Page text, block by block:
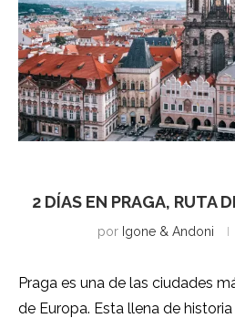
2 DÍAS EN PRAGA, RUTA
por Igone & Andoni
Praga es una de las ciudades
de Europa. Esta llena de